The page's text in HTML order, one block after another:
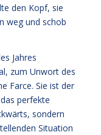
den Kopf, sie
weg und schob
Jahres
zum Unwort des
Farce. Sie ist der
perfekte
sondern
Situation